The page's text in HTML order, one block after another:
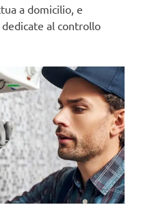
a domicilio, e
al controllo